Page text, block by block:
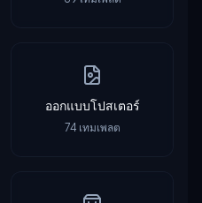
ออกแบบโปสเตอร์
74 เทมเพลต